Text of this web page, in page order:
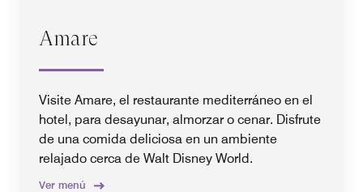
Amare
Visite Amare, el restaurante mediterráneo en el
hotel, para desayunar, almorzar o cenar. Disfrute
de una comida deliciosa en un ambiente
relajado cerca de Walt Disney World.
Ver menú